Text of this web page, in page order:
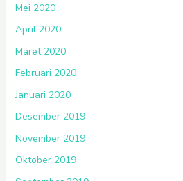
Mei 2020
April 2020
Maret 2020
Februari 2020
Januari 2020
Desember 2019
November 2019
Oktober 2019